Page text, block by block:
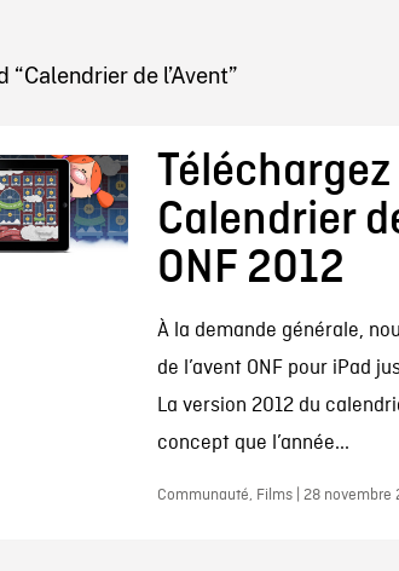
ONF
“Calendrier de l’Avent”
Téléchargez
Calendrier
ONF 2012
À la demande générale,
de l’avent ONF pour iPad
La version 2012 du
concept que l’année...
Communauté, Films | 28 novembre